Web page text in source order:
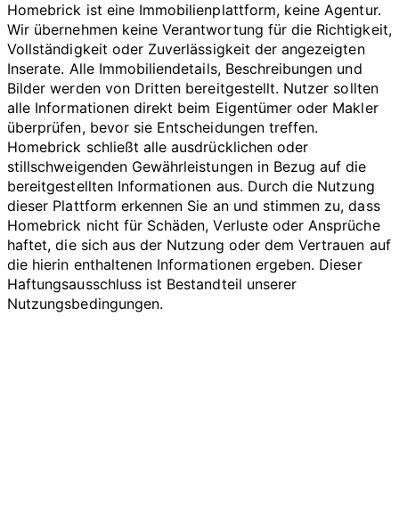
Homebrick ist eine Immobilienplattform, keine Agentur.
Wir übernehmen keine Verantwortung für die Richtigkeit,
Vollständigkeit oder Zuverlässigkeit der angezeigten
Inserate. Alle Immobiliendetails, Beschreibungen und
Bilder werden von Dritten bereitgestellt. Nutzer sollten
alle Informationen direkt beim Eigentümer oder Makler
überprüfen, bevor sie Entscheidungen treffen.
Homebrick schließt alle ausdrücklichen oder
stillschweigenden Gewährleistungen in Bezug auf die
bereitgestellten Informationen aus. Durch die Nutzung
dieser Plattform erkennen Sie an und stimmen zu, dass
Homebrick nicht für Schäden, Verluste oder Ansprüche
haftet, die sich aus der Nutzung oder dem Vertrauen auf
die hierin enthaltenen Informationen ergeben. Dieser
Haftungsausschluss ist Bestandteil unserer
Nutzungsbedingungen.